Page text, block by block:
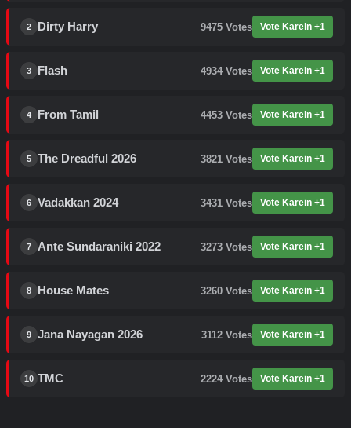
2 Dirty Harry 9475 Votes Vote Karein +1
3 Flash 4934 Votes Vote Karein +1
4 From Tamil 4453 Votes Vote Karein +1
5 The Dreadful 2026 3821 Votes Vote Karein +1
6 Vadakkan 2024 3431 Votes Vote Karein +1
7 Ante Sundaraniki 2022 3273 Votes Vote Karein +1
8 House Mates 3260 Votes Vote Karein +1
9 Jana Nayagan 2026 3112 Votes Vote Karein +1
10 TMC 2224 Votes Vote Karein +1